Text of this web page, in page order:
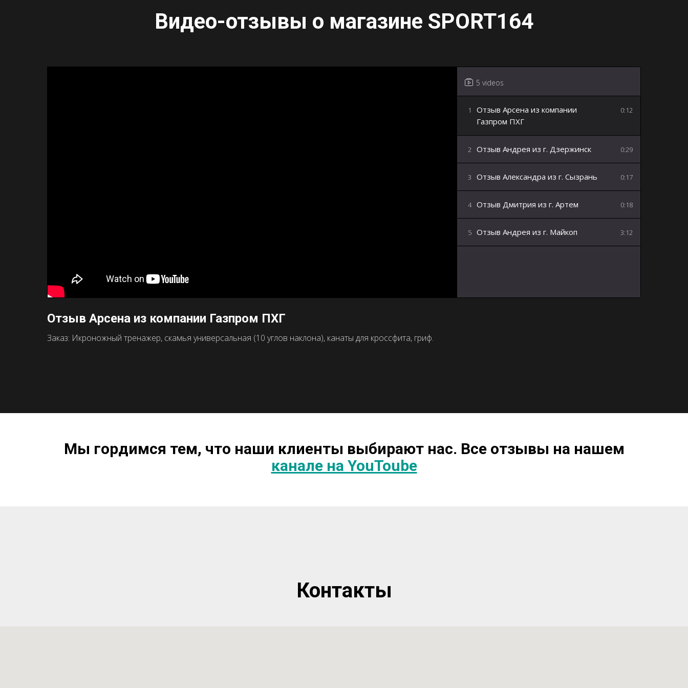
Видео-отзывы о магазине SPORT164
5 videos
1
Отзыв Арсена из компании
Газпром ПХГ
0:12
2 Отзыв Андрея из г. Дзержинск 0:29
3 Отзыв Александра из г. Сызрань 0:17
4 Отзыв Дмитрия из г. Артем 0:18
5 Отзыв Андрея из г. Майкоп 3:12
Отзыв Арсена из компании Газпром ПХГ
Заказ: Икроножный тренажер, скамья универсальная (10 углов наклона), канаты для кроссфита, гриф.
Мы гордимся тем, что наши клиенты выбирают нас. Все отзывы на нашем
канале на YouToube
Контакты